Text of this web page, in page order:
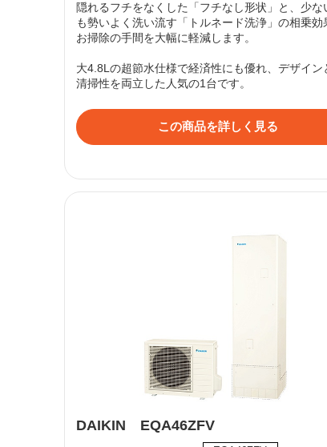
隠れるフチをなくした「フチなし形状」と、少な
も勢いよく洗い流す「トルネード洗浄」の相乗効
お掃除の手間を大幅に軽減します。
大4.8Lの超節水仕様で経済性にも優れ、デザイン
清掃性を両立した人気の1台です。
この商品を詳しく見る
DAIKIN EQA46ZFV